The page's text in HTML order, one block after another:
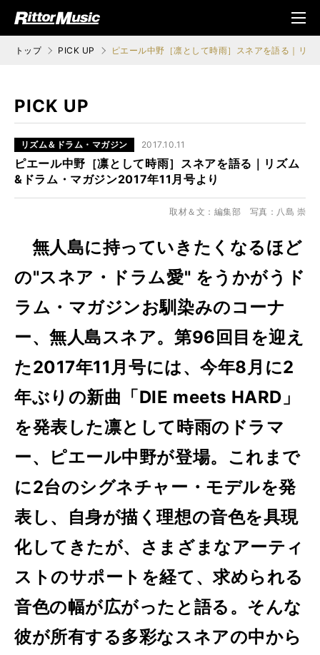
ジック (Rittor Musi
メニ
ュ
トップ PICK UP ピエール中野［凛として時雨］スネアを語る｜リ
PICK UP
リズム＆ドラム・マガジン 2017.10.11
ピエール中野［凛として時雨］スネアを語る｜リズム
&ドラム・マガジン2017年11月号より
取材＆文：編集部 写真：八島 崇
無人島に持っていきたくなるほど
の"スネア・ドラム愛" をうかがうド
ラム・マガジンお馴染みのコーナ
ー、無人島スネア。第96回目を迎え
た2017年11月号には、今年8月に2
年ぶりの新曲「DIE meets HARD」
を発表した凛として時雨のドラマ
ー、ピエール中野が登場。これまで
に2台のシグネチャー・モデルを発
表し、自身が描く理想の音色を具現
化してきたが、さまざまなアーティ
ストのサポートを経て、求められる
音色の幅が広がったと語る。そんな
彼が所有する多彩なスネアの中から